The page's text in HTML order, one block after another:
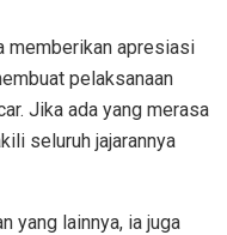
memberikan apresiasi
pelaksanaan
Jika ada yang merasa
seluruh jajarannya
yang lainnya, ia juga